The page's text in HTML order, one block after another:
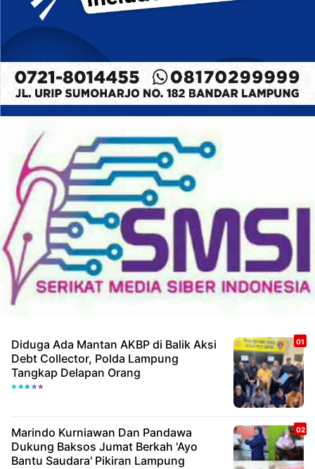
Diduga Ada Mantan AKBP di Balik Aksi
Debt Collector, Polda Lampung
Tangkap Delapan Orang
Marindo Kurniawan Dan Pandawa
Dukung Baksos Jumat Berkah 'Ayo
Bantu Saudara' Pikiran Lampung